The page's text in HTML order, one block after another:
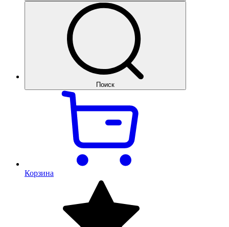
Поиск
Корзина